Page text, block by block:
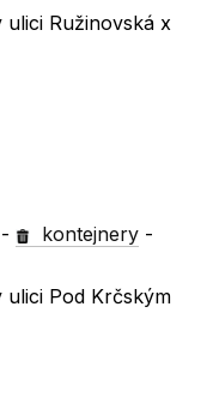
Ružinovská x
- kontejnery -
ulici Pod Krčským